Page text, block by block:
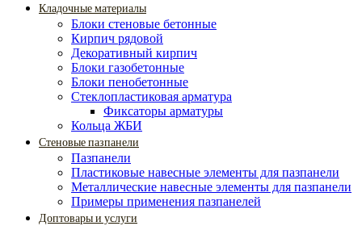
Кладочные материалы
Блоки стеновые бетонные
Кирпич рядовой
Декоративный кирпич
Блоки газобетонные
Блоки пенобетонные
Стеклопластиковая арматура
Фиксаторы арматуры
Кольца ЖБИ
Стеновые пазпанели
Пазпанели
Пластиковые навесные элементы для пазпанели
Металлические навесные элементы для пазпанели
Примеры применения пазпанелей
Доптовары и услуги